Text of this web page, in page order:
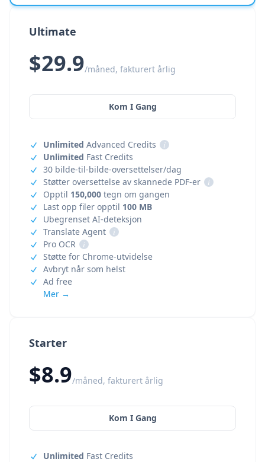
Starter
$8.9/måned, fakturert årlig
Kom I Gang
Unlimited Fast Credits
Ultimate
$29.9/måned, fakturert årlig
Kom I Gang
Unlimited Advanced Credits
i
Unlimited Fast Credits
30 bilde-til-bilde-oversettelser/dag
Støtter oversettelse av skannede PDF-er
i
Opptil 150,000 tegn om gangen
Last opp filer opptil 100 MB
Ubegrenset AI-deteksjon
Translate Agent
i
Pro OCR
i
Støtte for Chrome-utvidelse
Avbryt når som helst
Ad free
Mer →